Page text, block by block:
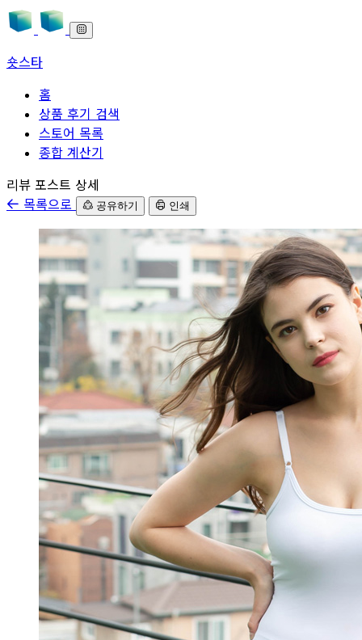
숏스타
홈
상품 후기 검색
스토어 목록
종합 계산기
본문으로 바로가기
리뷰 포스트 상세
목록으로
공유하기 인쇄